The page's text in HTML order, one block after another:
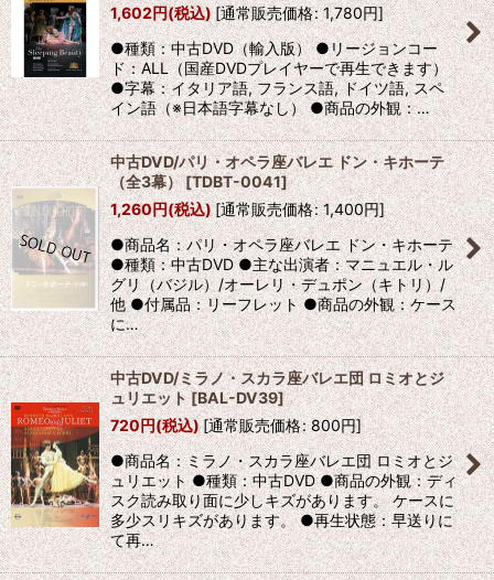
1,602円(税込) [通常販売価格: 1,780円]
●種類：中古DVD（輸入版） ●リージョンコー
ド：ALL（国産DVDプレイヤーで再生できます）
●字幕：イタリア語, フランス語, ドイツ語, スペ
イン語（※日本語字幕なし） ●商品の外観：…
中古DVD/パリ・オペラ座バレエ ドン・キホーテ
（全3幕）[TDBT-0041]
1,260円(税込)[通常販売価格: 1,400円]
●商品名：パリ・オペラ座バレエ ドン・キホーテ
●種類：中古DVD ●主な出演者：マニュエル・ル
グリ（バジル）/オーレリ・デュポン（キトリ）/
他 ●付属品：リーフレット ●商品の外観：ケース
に…
中古DVD/ミラノ・スカラ座バレエ団 ロミオとジ
ュリエット [BAL-DV39]
720円(税込) [通常販売価格: 800円]
●商品名：ミラノ・スカラ座バレエ団 ロミオとジ
ュリエット ●種類：中古DVD ●商品の外観：ディ
スク読み取り面に少しキズがあります。 ケースに
多少スリキズがあります。 ●再生状態：早送りに
て再…